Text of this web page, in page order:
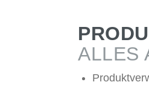
ALLES